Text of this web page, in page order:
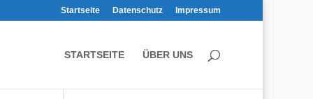
Startseite Datenschutz Impressum
STARTSEITE ÜBER UNS